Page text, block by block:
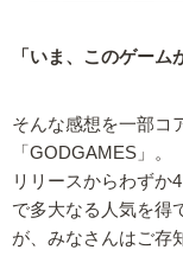
「いま、このゲーム
そんな感想を一部コ
「GODGAMES」。
リリースからわずか
で多大なる人気を得
が、みなさんはご存